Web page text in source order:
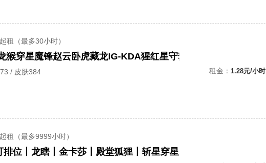
租（最多30小时）
/ 皮肤384 租金： 1.28元/小时
租（最多9999小时）